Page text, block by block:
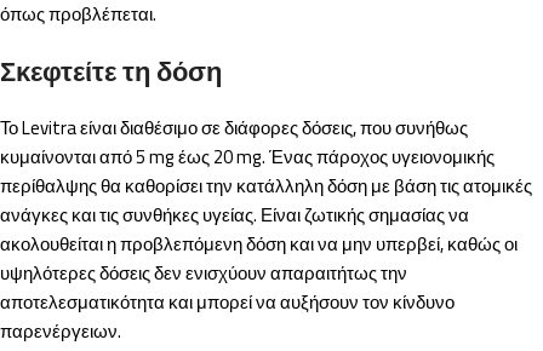
όπως προβλέπεται.
Σκεφτείτε τη δόση
Το Levitra είναι διαθέσιμο σε διάφορες δόσεις, που συνήθως
κυμαίνονται από 5 mg έως 20 mg. Ένας πάροχος υγειονομικής
περίθαλψης θα καθορίσει την κατάλληλη δόση με βάση τις ατομικές
ανάγκες και τις συνθήκες υγείας. Είναι ζωτικής σημασίας να
ακολουθείται η προβλεπόμενη δόση και να μην υπερβεί, καθώς οι
υψηλότερες δόσεις δεν ενισχύουν απαραιτήτως την
αποτελεσματικότητα και μπορεί να αυξήσουν τον κίνδυνο
παρενέργειων.